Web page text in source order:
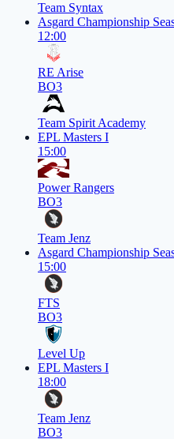
Team Syntax
Asgard Championship
12:00
RE Arise
BO3
Team Spirit Academy
EPL Masters I
15:00
Power Rangers
BO3
Team Jenz
Asgard Championship
15:00
FTS
BO3
Level Up
EPL Masters I
18:00
Team Jenz
BO3